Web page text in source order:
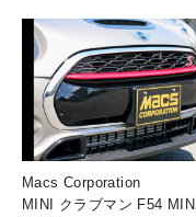
Macs Corporation
MINI クラブマン F54